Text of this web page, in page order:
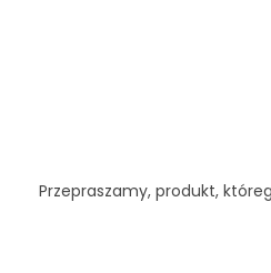
Przepraszamy, produkt,